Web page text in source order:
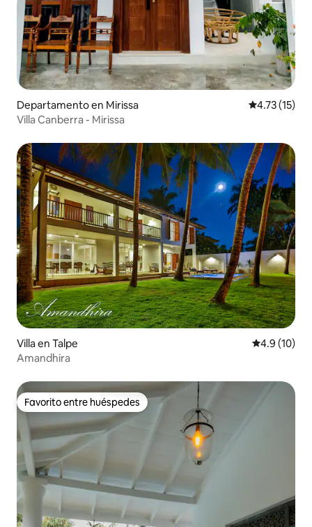
Departamento en Mirissa Calificación
4.73 (15)
Villa Canberra - Mirissa
Villa en Talpe Calificación
4.9 (10)
Amandhira
Favorito entre huéspedes
Favorito entre huéspedes